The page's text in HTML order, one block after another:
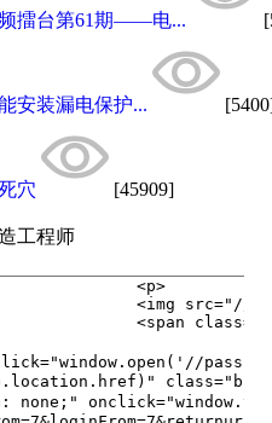
频擂台第61期——电...
安装漏电保护...
穴 [45909]
工程师